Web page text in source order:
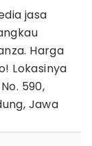
jasa
Harga
Lokasinya
590,
Jawa